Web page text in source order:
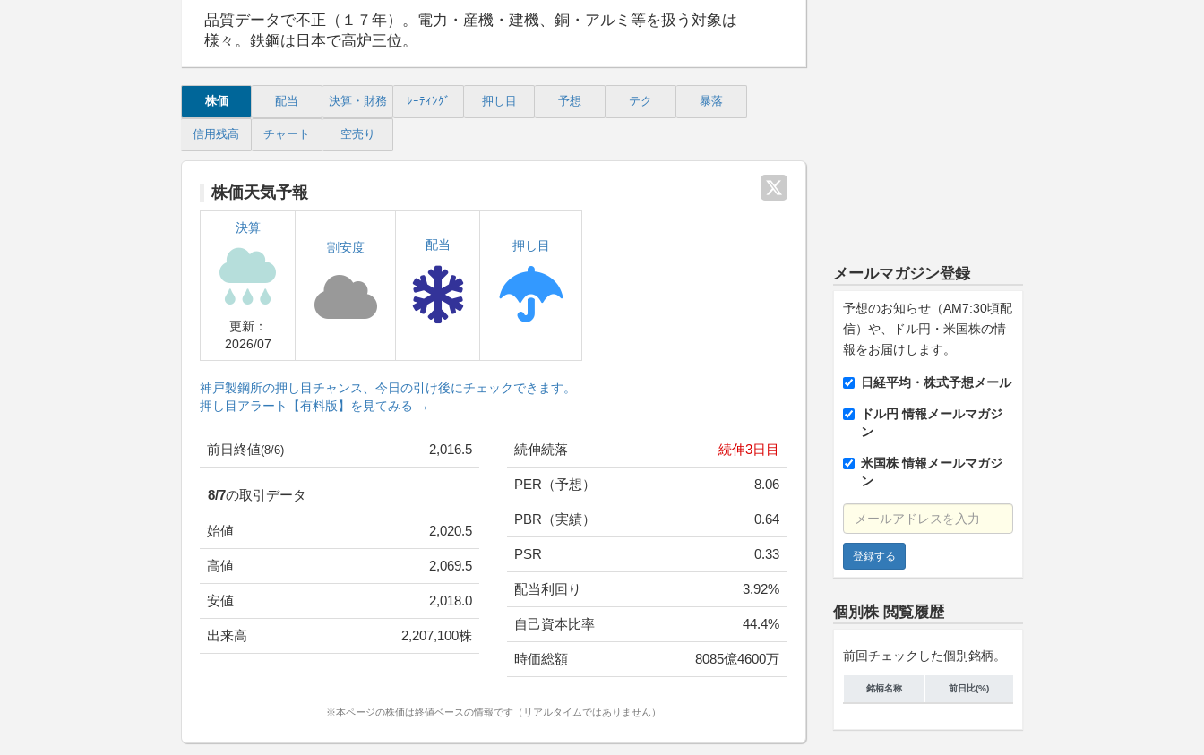
品質データで不正（１７年）。電力・産機・建機、銅・アルミ等を扱う対象は
様々。鉄鋼は日本で高炉三位。
株価 配当 決算・財務 ﾚｰﾃｨﾝｸﾞ 押し目 予想 テク 暴落
信用残高 チャート 空売り
株価天気予報
決算
更新：
2026/07
割安度 配当 押し目
神戸製鋼所の押し目チャンス、今日の引け後にチェックできます。
押し目アラート【有料版】を見てみる →
前日終値(8/6) 2,016.5
8/7の取引データ
始値 2,020.5
高値 2,069.5
安値 2,018.0
出来高 2,207,100株
続伸続落 続伸3日目
PER（予想） 8.06
PBR（実績） 0.64
PSR 0.33
配当利回り 3.92%
自己資本比率 44.4%
時価総額 8085億4600万
※本ページの株価は終値ベースの情報です（リアルタイムではありません）
メールマガジン登録
予想のお知らせ（AM7:30頃配
信）や、ドル円・米国株の情
報をお届けします。
日経平均・株式予想メール
ドル円 情報メールマガジ
ン
米国株 情報メールマガジ
ン
メールアドレスを入力
個別株 閲覧履歴
前回チェックした個別銘柄。
銘柄名称 前日比(%)